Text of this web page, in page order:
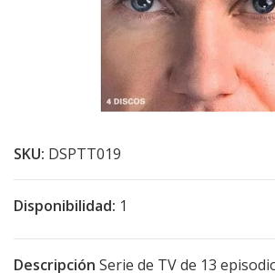
SKU: DSPTT019
Disponibilidad: 1
Descripción Serie de TV de 13